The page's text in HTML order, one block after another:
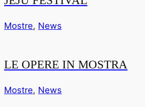
Mostre, News
LE OPERE IN MOSTRA
Mostre, News